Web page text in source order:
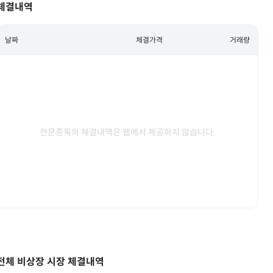
결내역
날짜 체결가격 거래량
전문종목의 체결내역은 웹에서 제공하지 않습니다.
체 비상장 시장 체결내역